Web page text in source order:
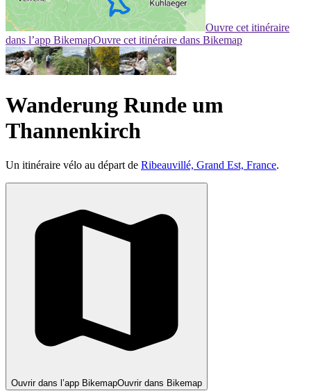
Ouvre cet itinéraire
dans l’app BikemapOuvre cet itinéraire dans Bikemap
Wanderung Runde um
Thannenkirch
Un itinéraire vélo au départ de Ribeauvillé, Grand Est, France.
Ouvrir dans l’app BikemapOuvrir dans Bikemap